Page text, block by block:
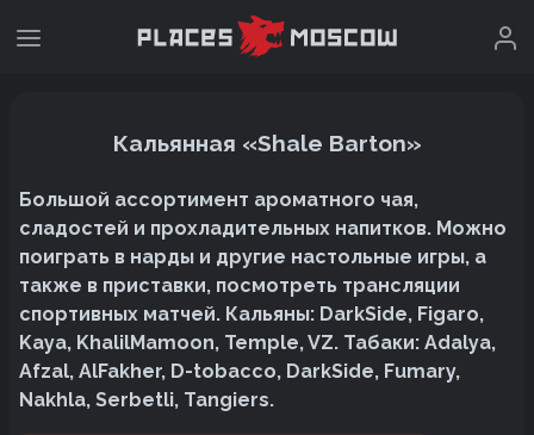
Кальянная «Shale Barton»
Большой ассортимент ароматного чая,
сладостей и прохладительных напитков. Можно
поиграть в нарды и другие настольные игры, а
также в приставки, посмотреть трансляции
спортивных матчей. Кальяны: DarkSide, Figaro,
Kaya, KhalilMamoon, Temple, VZ. Табаки: Adalya,
Afzal, AlFakher, D-tobacco, DarkSide, Fumary,
Nakhla, Serbetli, Tangiers.